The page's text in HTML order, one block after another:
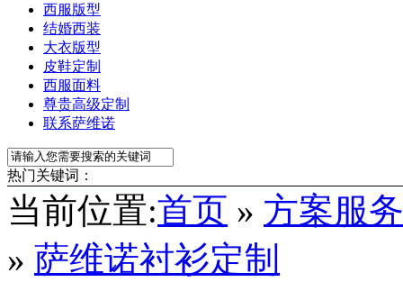
西服版型
结婚西装
大衣版型
皮鞋定制
西服面料
尊贵高级定制
联系萨维诺
热门关键词：
当前位置:首页 » 方案服务
» 萨维诺衬衫定制